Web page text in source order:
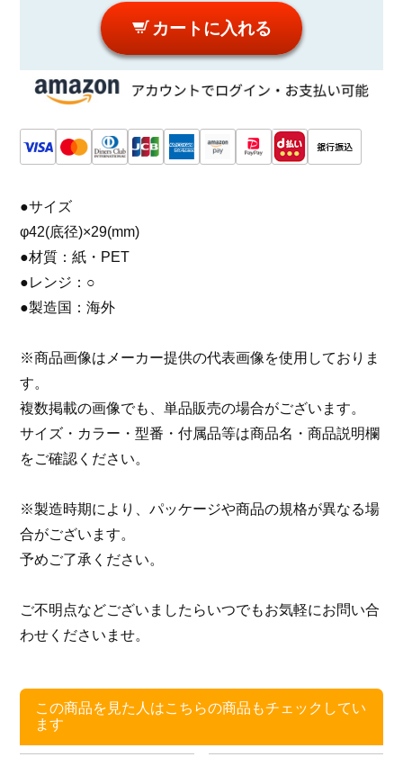
カートに入れる
●サイズ
φ42(底径)×29(mm)
●材質：紙・PET
●レンジ：○
●製造国：海外
※商品画像はメーカー提供の代表画像を使用しておりま
す。
複数掲載の画像でも、単品販売の場合がございます。
サイズ・カラー・型番・付属品等は商品名・商品説明欄
をご確認ください。
※製造時期により、パッケージや商品の規格が異なる場
合がございます。
予めご了承ください。
ご不明点などございましたらいつでもお気軽にお問い合
わせくださいませ。
この商品を見た人はこちらの商品もチェックしてい
ます